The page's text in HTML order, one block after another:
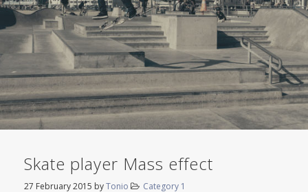
Skate player Mass effect
27 February 2015 byTonio Category 1